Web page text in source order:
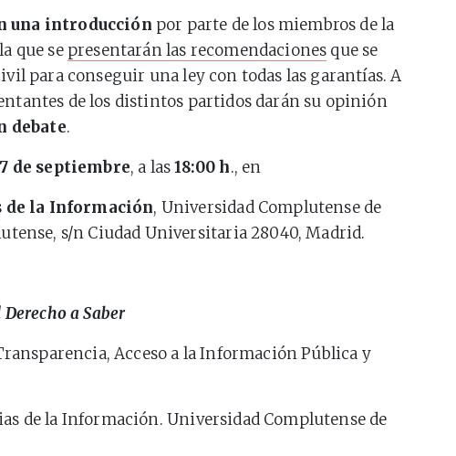
una introducción por parte de los miembros de la
que se presentarán las recomendaciones que se
para conseguir una ley con todas las garantías. A
de los distintos partidos darán su opinión
debate.
de septiembre, a las18:00 h., en
de la Información, Universidad Complutense de
s/n Ciudad Universitaria 28040, Madrid.
a Saber
Acceso a la Información Pública y
de la Información. Universidad Complutense de